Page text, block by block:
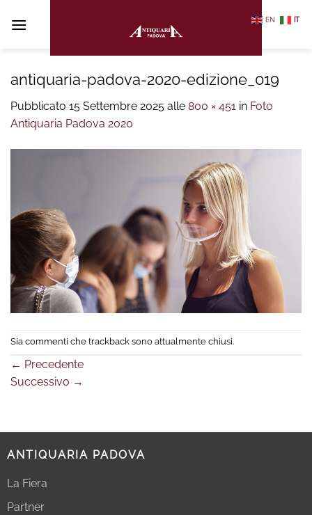
antiquaria-padova-2020-edizione_019
Pubblicato 15 Settembre 2025 alle 800 × 451 in Foto
Antiquaria Padova 2020
Sia commenti che trackback sono attualmente chiusi.
← Precedente
Successivo →
ANTIQUARIA PADOVA
La Fiera
Partner
EN IT